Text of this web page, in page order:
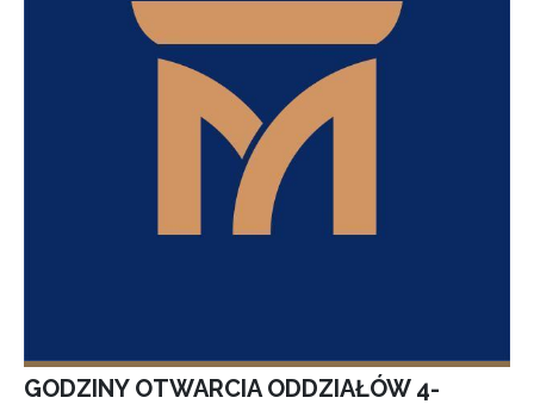
GODZINY OTWARCIA ODDZIAŁÓW 4-